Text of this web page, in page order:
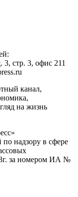
3, стр. 3, офис 211
канал,
на жизнь
надзору в сфере
за номером ИА №